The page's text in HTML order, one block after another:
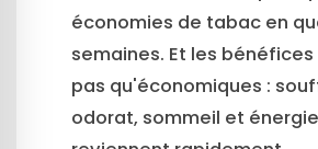
économies de tabac en
semaines. Et les
pas qu'économiques :
odorat, sommeil et énergie